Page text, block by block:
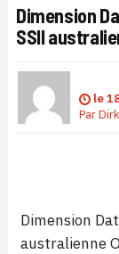
Dimension
SSII
le
Par
Dimension
australienne